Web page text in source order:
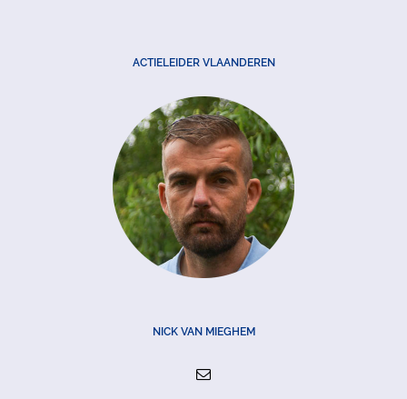
ACTIELEIDER VLAANDEREN
NICK VAN MIEGHEM